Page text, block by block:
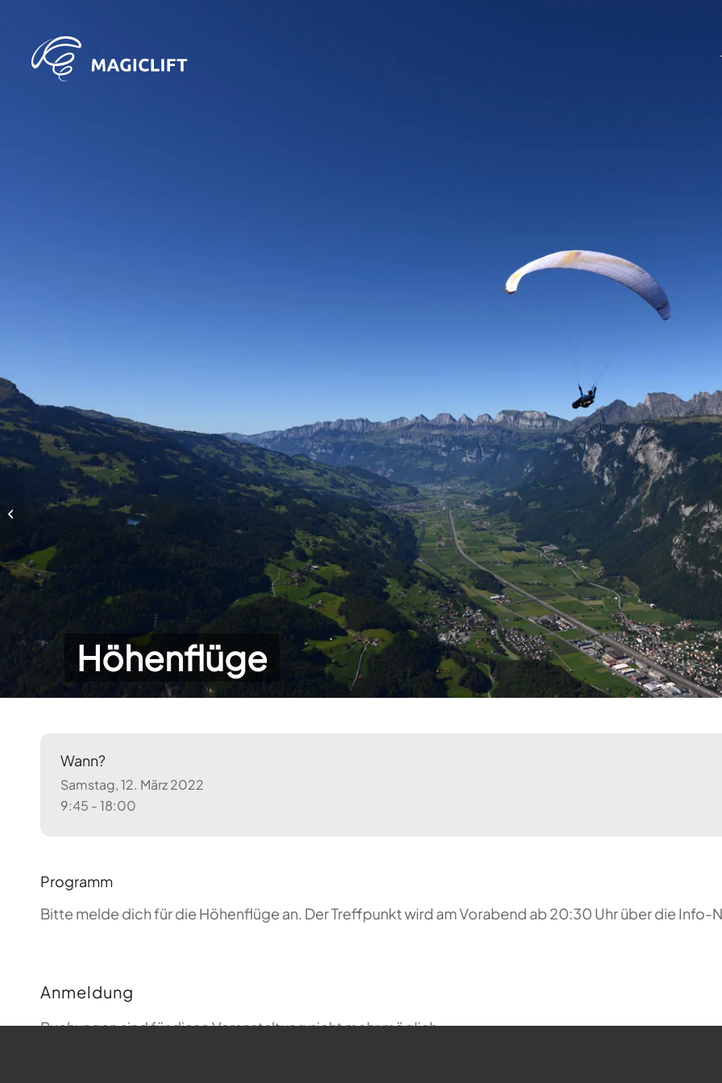
Höhenflüge
Wann?
Samstag, 12. März 2022
9:45 - 18:00
Programm
Bitte melde dich für die Höhenflüge an. Der Treffpunkt wird am Vorabend ab 20:30 Uhr über die Info-
Anmeldung
Buchungen sind für diese Veranstaltung nicht mehr möglich.
Höhenflüge